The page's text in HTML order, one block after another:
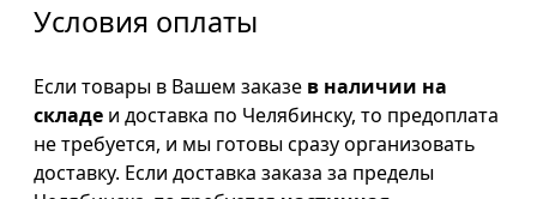
Условия оплаты
Если товары в Вашем заказе в наличии на
складе и доставка по Челябинску, то предоплата
не требуется, и мы готовы сразу организовать
доставку. Если доставка заказа за пределы